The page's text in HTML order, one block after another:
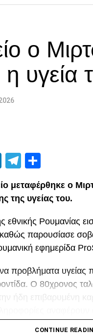
ο
υγεία
LinkedIn
Telegram
μεταφέρθηκε ο
της υγείας του.
εθνικής Ρουμανίας
καθώς παρουσίασε
εφημερίδα
προβλήματα
Ο 80χρονος
ήδη επιβαρυμένη
CONTINUE